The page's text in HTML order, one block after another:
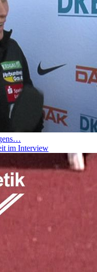
im Interview